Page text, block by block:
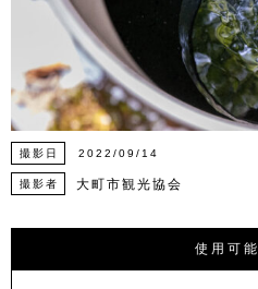
撮影日 2022/09/14
撮影者 大町市観光協会
使用可